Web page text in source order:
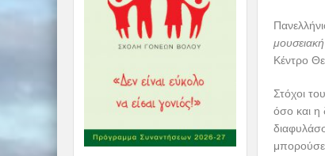
Κέντρο
Στόχοι
όσο και η
μπορούσε